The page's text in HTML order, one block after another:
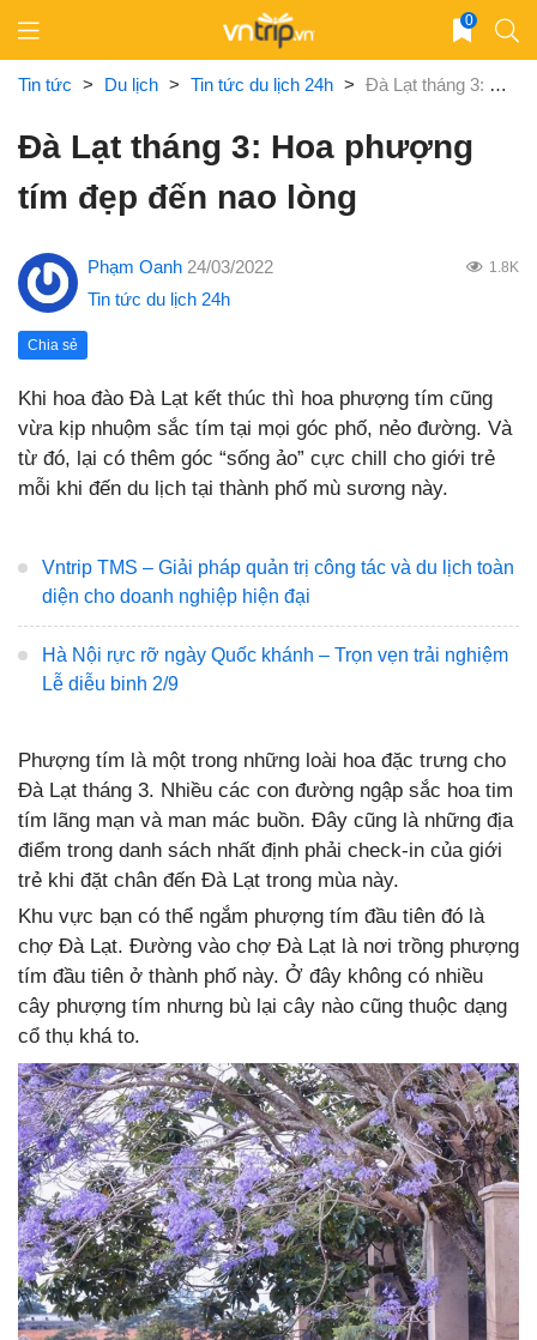
content
0
Tin tức > Du lịch > Tin tức du lịch 24h > Đà Lạt tháng 3: Hoa phượng tím đẹp đến nao lòng
Đà Lạt tháng 3: Hoa phượng
tím đẹp đến nao lòng
Phạm Oanh 24/03/2022 1.8K
Tin tức du lịch 24h
Chia sẻ
Khi hoa đào Đà Lạt kết thúc thì hoa phượng tím cũng
vừa kịp nhuộm sắc tím tại mọi góc phố, nẻo đường. Và
từ đó, lại có thêm góc “sống ảo” cực chill cho giới trẻ
mỗi khi đến du lịch tại thành phố mù sương này.
Vntrip TMS – Giải pháp quản trị công tác và du lịch toàn
diện cho doanh nghiệp hiện đại
Hà Nội rực rỡ ngày Quốc khánh – Trọn vẹn trải nghiệm
Lễ diễu binh 2/9
Phượng tím là một trong những loài hoa đặc trưng cho
Đà Lạt tháng 3. Nhiều các con đường ngập sắc hoa tim
tím lãng mạn và man mác buồn. Đây cũng là những địa
điểm trong danh sách nhất định phải check-in của giới
trẻ khi đặt chân đến Đà Lạt trong mùa này.
Khu vực bạn có thể ngắm phượng tím đầu tiên đó là
chợ Đà Lạt. Đường vào chợ Đà Lạt là nơi trồng phượng
tím đầu tiên ở thành phố này. Ở đây không có nhiều
cây phượng tím nhưng bù lại cây nào cũng thuộc dạng
cổ thụ khá to.